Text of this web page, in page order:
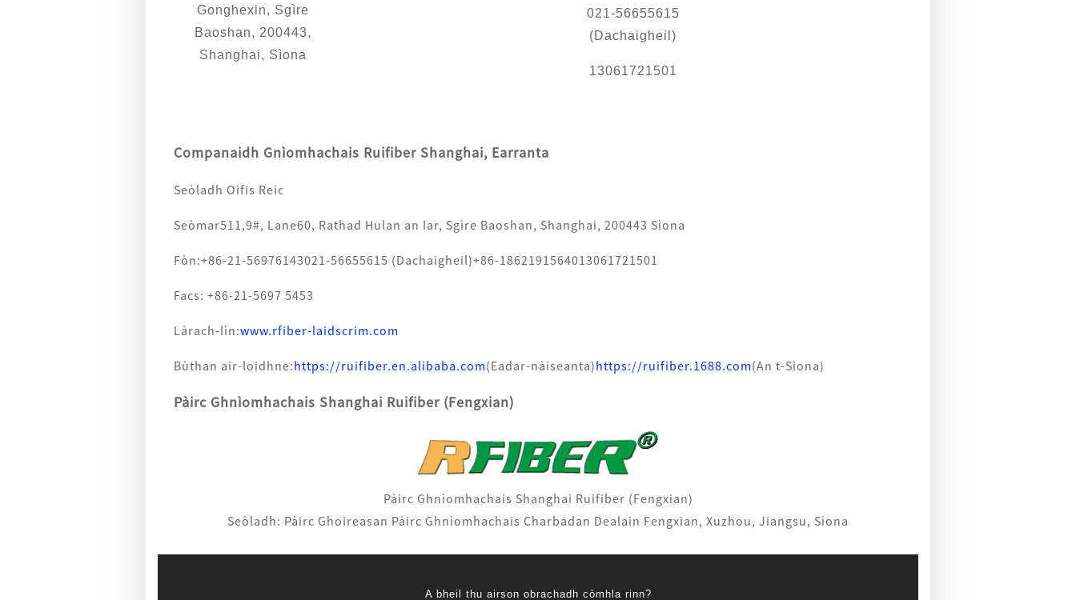
Gonghexin, Sgìre
Baoshan, 200443,
Shanghai, Sìona
021-56655615
(Dachaigheil)
13061721501
Companaidh Gnìomhachais Ruifiber Shanghai, Earranta
Seòladh Oifis Reic
Seòmar511,9#, Lane60, Rathad Hulan an Iar, Sgìre Baoshan, Shanghai, 200443 Sìona
Fòn:+86-21-56976143021-56655615 (Dachaigheil)+86-1862191564013061721501
Facs: +86-21-5697 5453
Làrach-lìn:www.rfiber-laidscrim.com
Bùthan air-loidhne:https://ruifiber.en.alibaba.com(Eadar-nàiseanta)https://ruifiber.1688.com(An t-Sìona)
Pàirc Ghnìomhachais Shanghai Ruifiber (Fengxian)
Pàirc Ghnìomhachais Shanghai Ruifiber (Fengxian)
Seòladh: Pàirc Ghoireasan Pàirc Ghnìomhachais Charbadan Dealain Fengxian, Xuzhou, Jiangsu, Sìona
A bheil thu airson obrachadh còmhla rinn?